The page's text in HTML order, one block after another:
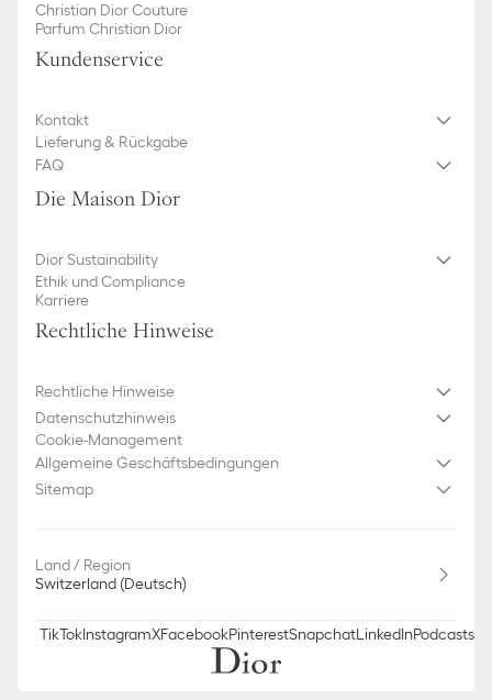
Christian Dior Couture
Parfum Christian Dior
Kundenservice
Kontakt
Lieferung & Rückgabe
FAQ
Die Maison Dior
Dior Sustainability
Ethik und Compliance
Karriere
Rechtliche Hinweise
Rechtliche Hinweise
Datenschutzhinweis
Cookie-Management
Allgemeine Geschäftsbedingungen
Sitemap
Land / Region
Switzerland (Deutsch)
TikTokInstagramXFacebookPinterestSnapchatLinkedInPodcasts